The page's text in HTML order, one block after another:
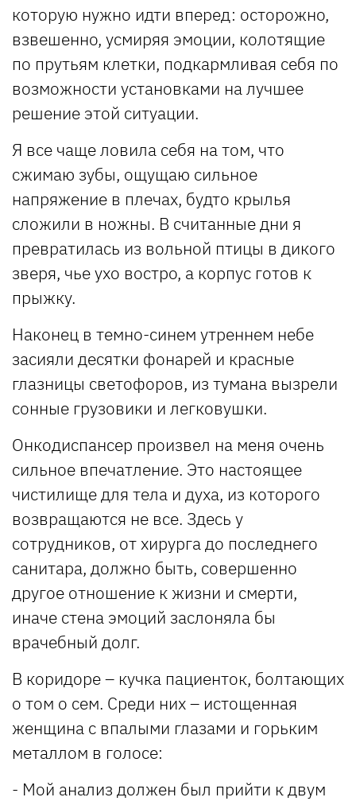
которую нужно идти вперед: осторожно,
взвешенно, усмиряя эмоции, колотящие
по прутьям клетки, подкармливая себя по
возможности установками на лучшее
решение этой ситуации.
Я все чаще ловила себя на том, что
сжимаю зубы, ощущаю сильное
напряжение в плечах, будто крылья
сложили в ножны. В считанные дни я
превратилась из вольной птицы в дикого
зверя, чье ухо востро, а корпус готов к
прыжку.
Наконец в темно-синем утреннем небе
засияли десятки фонарей и красные
глазницы светофоров, из тумана вызрели
сонные грузовики и легковушки.
Онкодиспансер произвел на меня очень
сильное впечатление. Это настоящее
чистилище для тела и духа, из которого
возвращаются не все. Здесь у
сотрудников, от хирурга до последнего
санитара, должно быть, совершенно
другое отношение к жизни и смерти,
иначе стена эмоций заслоняла бы
врачебный долг.
В коридоре – кучка пациенток, болтающих
о том о сем. Среди них – истощенная
женщина с впалыми глазами и горьким
металлом в голосе:
- Мой анализ должен был прийти к двум